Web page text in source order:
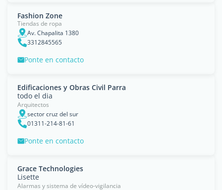
Fashion Zone
Tiendas de ropa
Av. Chapalita 1380
3312845565
Ponte en contacto
Edificaciones y Obras Civil Parra
todo el dia
Arquitectos
sector cruz del sur
01311-214-81-61
Ponte en contacto
Grace Technologies
Lisette
Alarmas y sistema de vídeo-vigilancia